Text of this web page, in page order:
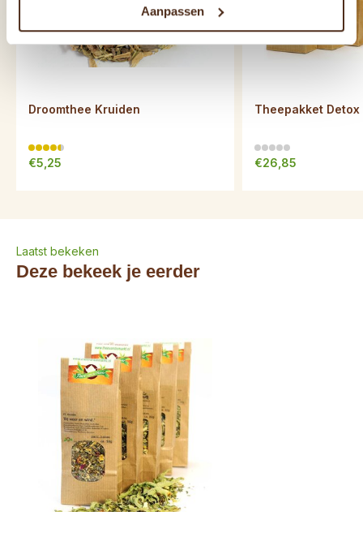
Aanpassen
Droomthee Kruiden
€5,25
Theepakket Detox
€26,85
Laatst bekeken
Deze bekeek je eerder